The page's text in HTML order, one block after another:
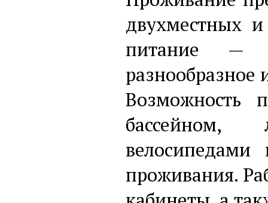
двухместных
питание —
разнообразное
Возможность
бассейном,
проживания.